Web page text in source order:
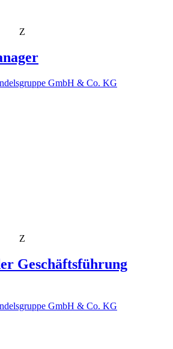
Z
GmbH & Co. KG
Z
Geschäftsführung
GmbH & Co. KG